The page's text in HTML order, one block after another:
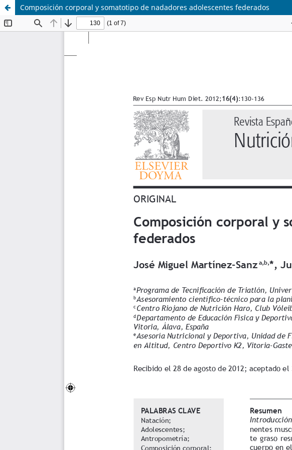
Composición corporal y somatotipo de nadadores adolescentes federados